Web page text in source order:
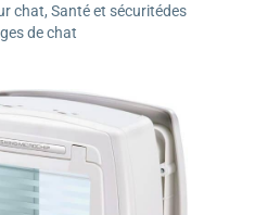
chat, Santé et sécuritédes
de chat